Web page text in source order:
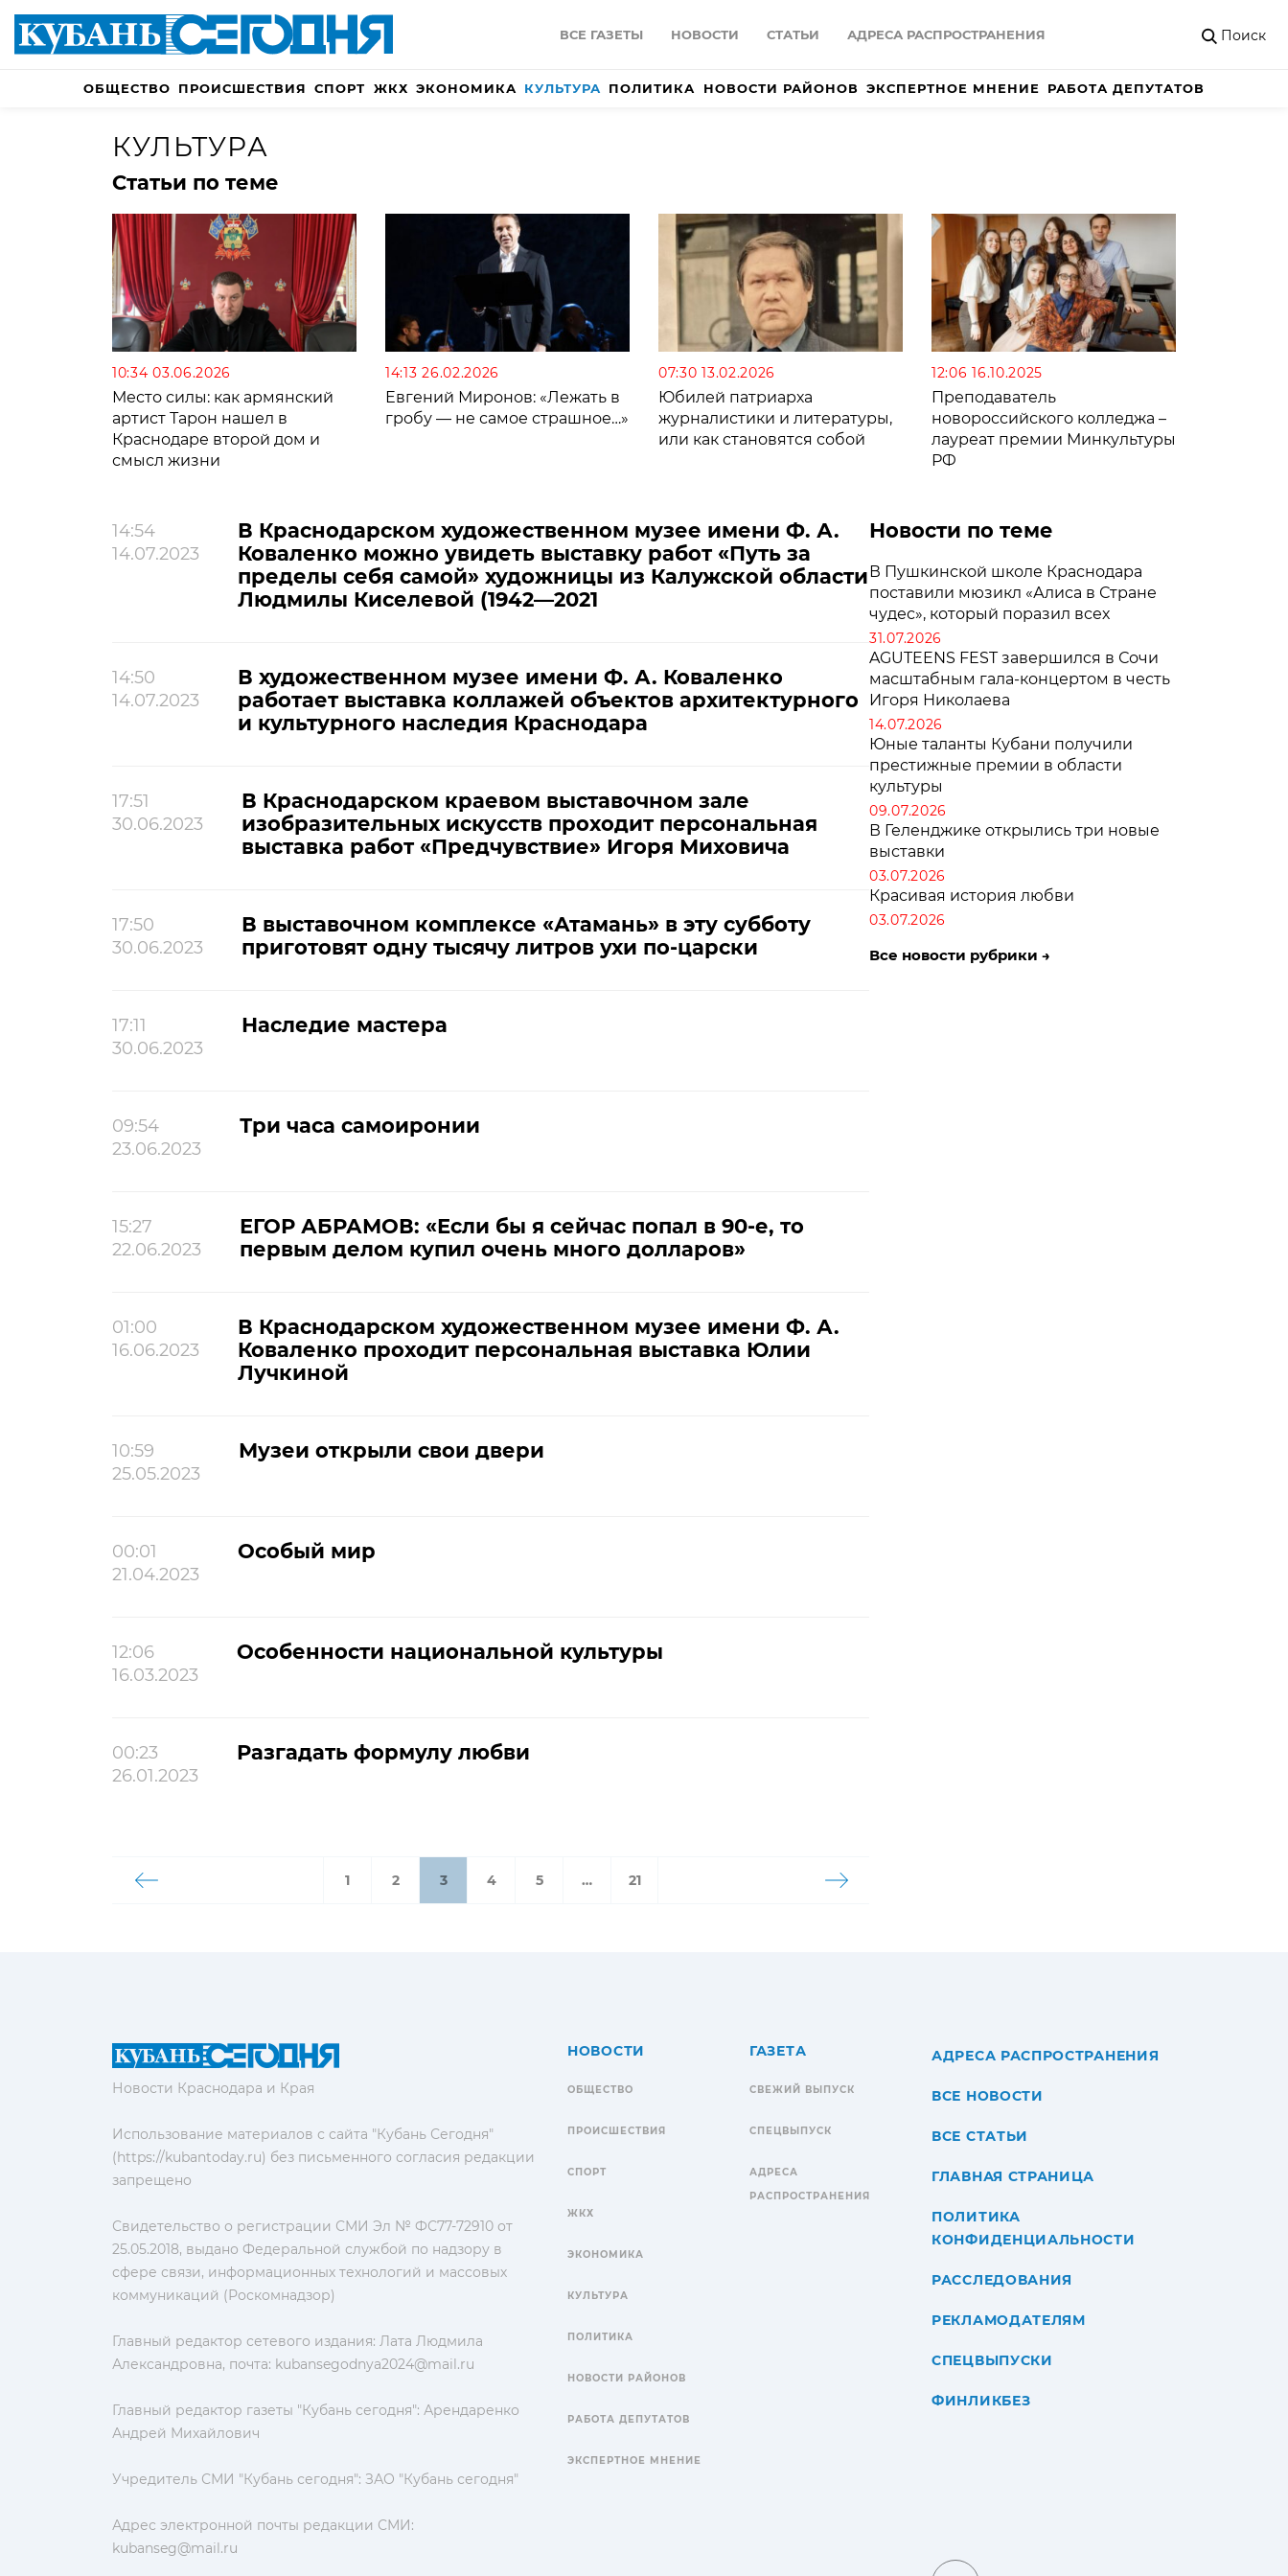
ВСЕ ГАЗЕТЫ НОВОСТИ СТАТЬИ АДРЕСА РАСПРОСТРАНЕНИЯ Поиск
ОБЩЕСТВО ПРОИСШЕСТВИЯ СПОРТ ЖКХ ЭКОНОМИКА КУЛЬТУРА ПОЛИТИКА НОВОСТИ РАЙОНОВ ЭКСПЕРТНОЕ МНЕНИЕ РАБОТА ДЕПУТАТОВ
КУЛЬТУРА
Статьи по теме
10:34 03.06.2026
Место силы: как армянский
артист Тарон нашел в
Краснодаре второй дом и
смысл жизни
14:13 26.02.2026
Евгений Миронов: «Лежать в
гробу — не самое страшное…»
07:30 13.02.2026
Юбилей патриарха
журналистики и литературы,
или как становятся собой
12:06 16.10.2025
Преподаватель
новороссийского колледжа –
лауреат премии Минкультуры
РФ
14:54
14.07.2023
В Краснодарском художественном музее имени Ф. А.
Коваленко можно увидеть выставку работ «Путь за
пределы себя самой» художницы из Калужской области
Людмилы Киселевой (1942—2021
14:50
14.07.2023
В художественном музее имени Ф. А. Коваленко
работает выставка коллажей объектов архитектурного
и культурного наследия Краснодара
17:51
30.06.2023
В Краснодарском краевом выставочном зале
изобразительных искусств проходит персональная
выставка работ «Предчувствие» Игоря Миховича
17:50
30.06.2023
В выставочном комплексе «Атамань» в эту субботу
приготовят одну тысячу литров ухи по-царски
17:11
30.06.2023
Наследие мастера
09:54
23.06.2023
Три часа самоиронии
15:27
22.06.2023
ЕГОР АБРАМОВ: «Если бы я сейчас попал в 90-е, то
первым делом купил очень много долларов»
01:00
16.06.2023
В Краснодарском художественном музее имени Ф. А.
Коваленко проходит персональная выставка Юлии
Лучкиной
10:59
25.05.2023
Музеи открыли свои двери
00:01
21.04.2023
Особый мир
12:06
16.03.2023
Особенности национальной культуры
00:23
26.01.2023
Разгадать формулу любви
1 2 3 4 5 … 21
Новости по теме
В Пушкинской школе Краснодара
поставили мюзикл «Алиса в Стране
чудес», который поразил всех
31.07.2026
AGUTEENS FEST завершился в Сочи
масштабным гала-концертом в честь
Игоря Николаева
14.07.2026
Юные таланты Кубани получили
престижные премии в области
культуры
09.07.2026
В Геленджике открылись три новые
выставки
03.07.2026
Красивая история любви
03.07.2026
Все новости рубрики →
Новости Краснодара и Края
Использование материалов с сайта "Кубань Сегодня"
(https://kubantoday.ru) без письменного согласия редакции
запрещено
Свидетельство о регистрации СМИ Эл № ФС77-72910 от
25.05.2018, выдано Федеральной службой по надзору в
сфере связи, информационных технологий и массовых
коммуникаций (Роскомнадзор)
Главный редактор сетевого издания: Лата Людмила
Александровна, почта: kubansegodnya2024@mail.ru
Главный редактор газеты "Кубань сегодня": Арендаренко
Андрей Михайлович
Учредитель СМИ "Кубань сегодня": ЗАО "Кубань сегодня"
Адрес электронной почты редакции СМИ:
kubanseg@mail.ru
НОВОСТИ
ОБЩЕСТВО
ПРОИСШЕСТВИЯ
СПОРТ
ЖКХ
ЭКОНОМИКА
КУЛЬТУРА
ПОЛИТИКА
НОВОСТИ РАЙОНОВ
РАБОТА ДЕПУТАТОВ
ЭКСПЕРТНОЕ МНЕНИЕ
ГАЗЕТА
СВЕЖИЙ ВЫПУСК
СПЕЦВЫПУСК
АДРЕСА
РАСПРОСТРАНЕНИЯ
АДРЕСА РАСПРОСТРАНЕНИЯ
ВСЕ НОВОСТИ
ВСЕ СТАТЬИ
ГЛАВНАЯ СТРАНИЦА
ПОЛИТИКА
КОНФИДЕНЦИАЛЬНОСТИ
РАССЛЕДОВАНИЯ
РЕКЛАМОДАТЕЛЯМ
СПЕЦВЫПУСКИ
ФИНЛИКБЕЗ